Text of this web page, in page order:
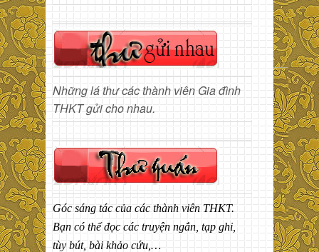
Những lá thư các thành viên Gia đình
THKT gửi cho nhau.
Góc sáng tác của các thành viên THKT.
Bạn có thể đọc các truyện ngắn, tạp ghi,
tùy bút, bài khảo cứu,…